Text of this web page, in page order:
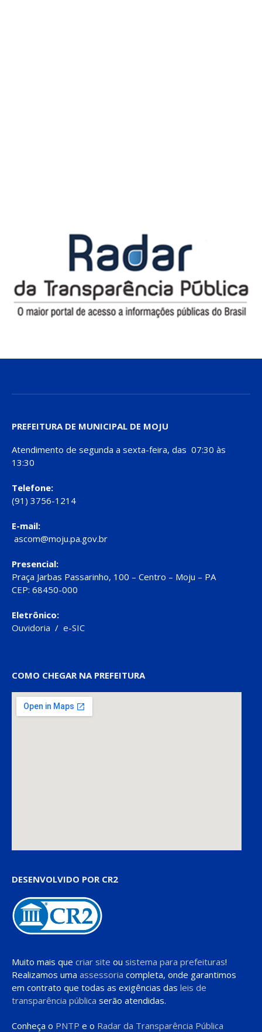
PREFEITURA DE MUNICIPAL DE MOJU
Atendimento de segunda a sexta-feira, das 07:30 às
13:30
Telefone:
(91) 3756-1214
E-mail:
ascom@moju.pa.gov.br
Presencial:
Praça Jarbas Passarinho, 100 – Centro – Moju – PA
CEP: 68450-000
Eletrônico:
Ouvidoria / e-SIC
COMO CHEGAR NA PREFEITURA
DESENVOLVIDO POR CR2
Muito mais que criar site ou sistema para prefeituras!
Realizamos uma assessoria completa, onde garantimos
em contrato que todas as exigências das leis de
transparência pública serão atendidas.
Conheça o PNTP e o Radar da Transparência Pública